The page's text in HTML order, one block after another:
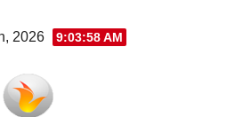
2026 9:03:58 AM